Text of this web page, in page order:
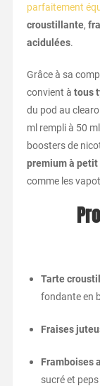
parfaitement
croustillante,
acidulées.
Grâce à sa
convient à tous
du pod au
ml rempli à 50
boosters de
premium à petit
comme les
Tarte
fondante en
Fraises
Framboises
sucré et peps